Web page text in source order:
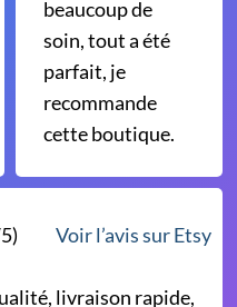
beaucoup de
soin, tout a été
parfait, je
recommande
cette boutique.
Voir l’avis sur Etsy
livraison rapide,